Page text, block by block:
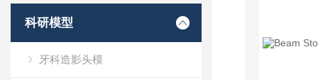
科研模型
牙科造影头模